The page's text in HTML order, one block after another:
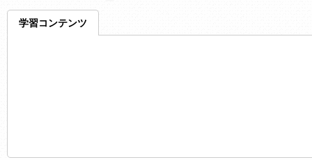
学習コンテンツ